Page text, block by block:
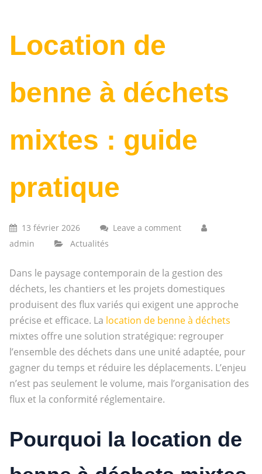
Location de
benne à déchets
mixtes : guide
pratique
13 février 2026
Leave a comment
admin
Actualités
Dans le paysage contemporain de la gestion des
déchets, les chantiers et les projets domestiques
produisent des flux variés qui exigent une approche
précise et efficace. La location de benne à déchets
mixtes offre une solution stratégique: regrouper
l’ensemble des déchets dans une unité adaptée, pour
gagner du temps et réduire les déplacements. L’enjeu
n’est pas seulement le volume, mais l’organisation des
flux et la conformité réglementaire.
Pourquoi la location de